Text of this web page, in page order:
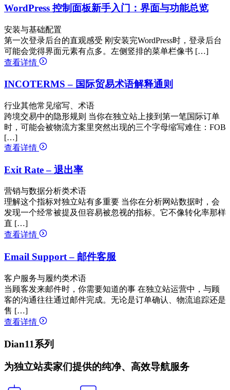
WordPress 控制面板新手入门：界面与功能总览
安装与基础配置
第一次登录后台的直观感受 刚安装完WordPress时，登录后台
可能会觉得界面元素有点多。左侧竖排的菜单栏像书 […]
查看详情
INCOTERMS – 国际贸易术语解释通则
行业其他常见缩写、术语
跨境交易中的隐形规则 当你在独立站上接到第一笔国际订单
时，可能会被物流方案里突然出现的三个字母缩写难住：FOB
[…]
查看详情
Exit Rate – 退出率
营销与数据分析类术语
理解这个指标对独立站有多重要 当你在分析网站数据时，会
发现一个经常被提及但容易被忽视的指标。它不像转化率那样
直 […]
查看详情
Email Support – 邮件客服
客户服务与履约类术语
当顾客发来邮件时，你需要知道的事 在独立站运营中，与顾
客的沟通往往通过邮件完成。无论是订单确认、物流追踪还是
售 […]
查看详情
Dian11系列
为独立站卖家们提供的纯净、高效导航服务